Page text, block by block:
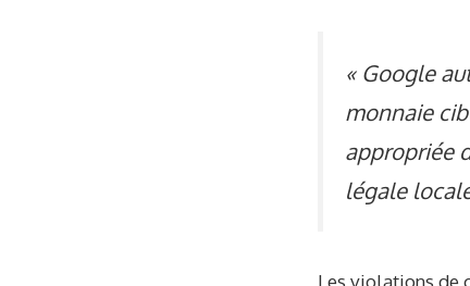
« Google
monnaie
appropriée
légale
Les violations de